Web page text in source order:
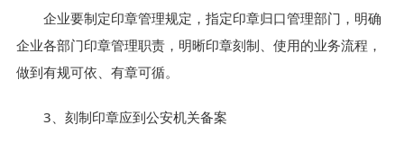
企业要制定印章管理规定，指定印章归口管理部门，明确
企业各部门印章管理职责，明晰印章刻制、使用的业务流程，
做到有规可依、有章可循。
3、刻制印章应到公安机关备案